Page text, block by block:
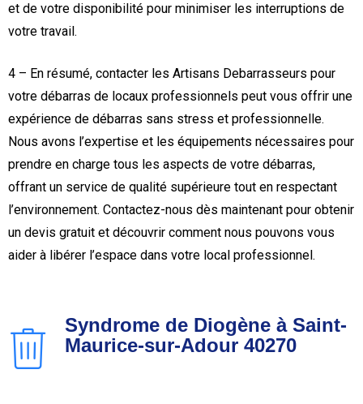
et de votre disponibilité pour minimiser les interruptions de
votre travail.
4 – En résumé, contacter les Artisans Debarrasseurs pour
votre débarras de locaux professionnels peut vous offrir une
expérience de débarras sans stress et professionnelle.
Nous avons l’expertise et les équipements nécessaires pour
prendre en charge tous les aspects de votre débarras,
offrant un service de qualité supérieure tout en respectant
l’environnement. Contactez-nous dès maintenant pour obtenir
un devis gratuit et découvrir comment nous pouvons vous
aider à libérer l’espace dans votre local professionnel.
Syndrome de Diogène à Saint-
Maurice-sur-Adour 40270